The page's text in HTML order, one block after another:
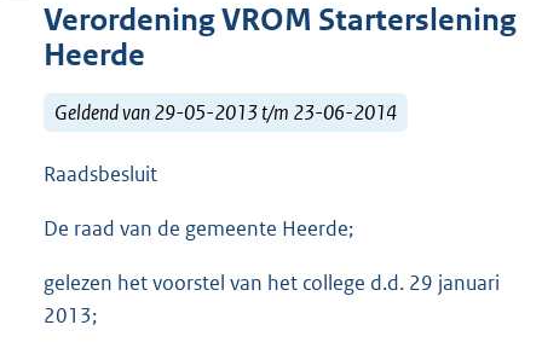
Verordening VROM Starterslening
Heerde
Geldend van 29-05-2013 t/m 23-06-2014
Raadsbesluit
De raad van de gemeente Heerde;
gelezen het voorstel van het college d.d. 29 januari
2013;